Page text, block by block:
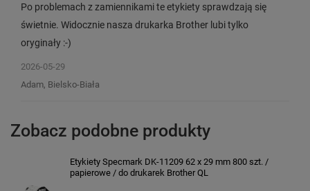
300 dpi / do 62 mm / PC / Mac / USB
duocolor 300 dpi / do
Mac / USB
Po problemach z zamiennikami te etykiety sprawdzają się
świetnie. Widocznie nasza drukarka Brother lubi tylko
oryginały :-)
2026-05-29
Adam, Bielsko-Biała
Zobacz podobne produkty
Etykiety Specmark DK-11209 62 x 29 mm 800 szt. /
papierowe / do drukarek Brother QL